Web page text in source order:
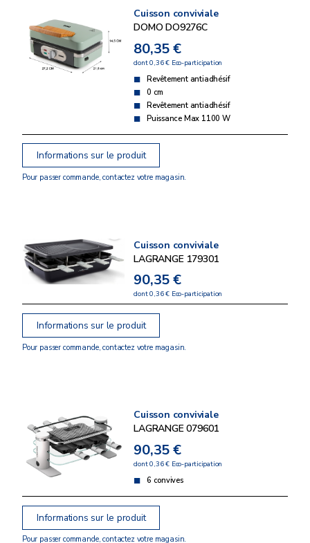
Cuisson conviviale
DOMO DO9276C
80,35 €
dont 0,36 € Eco-participation
Revêtement antiadhésif
0 cm
Revêtement antiadhésif
Puissance Max 1100 W
Informations sur le produit
Pour passer commande, contactez votre magasin.
Cuisson conviviale
LAGRANGE 179301
90,35 €
dont 0,36 € Eco-participation
Informations sur le produit
Pour passer commande, contactez votre magasin.
Cuisson conviviale
LAGRANGE 079601
90,35 €
dont 0,36 € Eco-participation
6 convives
Informations sur le produit
Pour passer commande, contactez votre magasin.